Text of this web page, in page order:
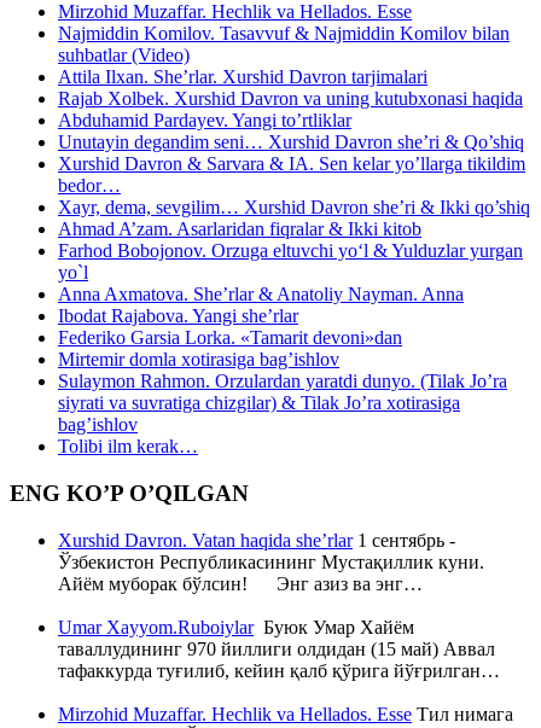
Mirzohid Muzaffar. Hechlik va Hellados. Esse
Najmiddin Komilov. Tasavvuf & Najmiddin Komilov bilan
suhbatlar (Video)
Attila Ilxan. She’rlar. Xurshid Davron tarjimalari
Rajab Xolbek. Xurshid Davron va uning kutubxonasi haqida
Abduhamid Pardayev. Yangi to’rtliklar
Unutayin degandim seni… Xurshid Davron she’ri & Qo’shiq
Xurshid Davron & Sarvara & IA. Sen kelar yo’llarga tikildim
bedor…
Xayr, dema, sevgilim… Xurshid Davron she’ri & Ikki qo’shiq
Ahmad A’zam. Asarlaridan fiqralar & Ikki kitob
Farhod Bobojonov. Orzuga eltuvchi yo‘l & Yulduzlar yurgan
yo`l
Anna Axmatova. She’rlar & Anatoliy Nayman. Anna
Ibodat Rajabova. Yangi she’rlar
Federiko Garsia Lorka. «Tamarit devoni»dan
Mirtemir domla xotirasiga bag’ishlov
Sulaymon Rahmon. Orzulardan yaratdi dunyo. (Tilak Jo’ra
siyrati va suvratiga chizgilar) & Tilak Jo’ra xotirasiga
bag’ishlov
Tolibi ilm kerak…
ENG KO’P O’QILGAN
Xurshid Davron. Vatan haqida she’rlar1 сентябрь -
Ўзбекистон Республикасининг Мустақиллик куни.
Айём муборак бўлсин! Энг азиз ва энг…
Umar Xayyom.RuboiylarБуюк Умар Хайём
таваллудининг 970 йиллиги олдидан (15 май) Аввал
тафаккурда туғилиб, кейин қалб қўрига йўғрилган…
Mirzohid Muzaffar. Hechlik va Hellados. Esse Тил нимага